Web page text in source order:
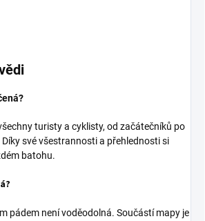
turisty a cyklisty, od začátečníků po
své všestrannosti a přehlednosti si
batohu.
pádem není voděodolná. Součástí mapy je